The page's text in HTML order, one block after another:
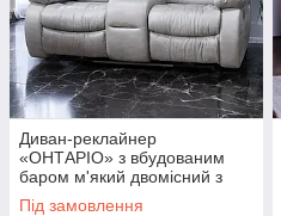
Диван-реклайнер
«ОНТАРІО» з вбудованим
баром м'який двомісний з
механічним регулюванням
Під замовлення